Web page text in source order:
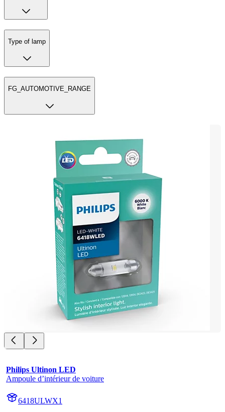
Type of lamp
FG_AUTOMOTIVE_RANGE
Philips Ultinon LED
Ampoule d’intérieur de voiture
6418ULWX1